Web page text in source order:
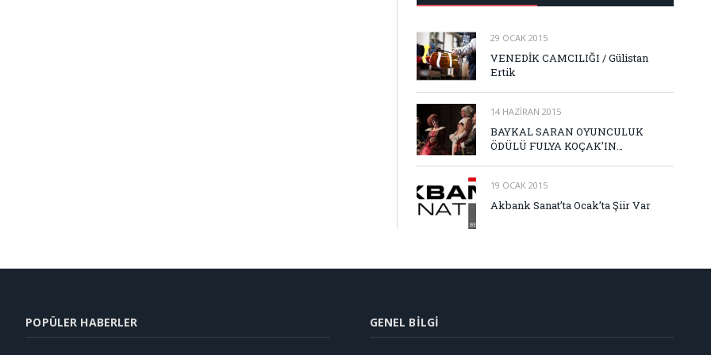
29 OCAK 2015
VENEDİK CAMCILIĞI / Gülistan
Ertik
14 HAZIRAN 2015
BAYKAL SARAN OYUNCULUK
ÖDÜLÜ FULYA KOÇAK’IN…
19 OCAK 2015
Akbank Sanat’ta Ocak’ta Şiir Var
POPÜLER HABERLER GENEL BILGI